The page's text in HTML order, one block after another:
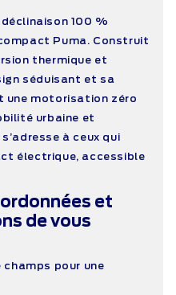
100 %
Puma. Construit
thermique et
séduisant et sa
motorisation zéro
urbaine et
à ceux qui
électrique, accessible
et
de vous
champs pour une